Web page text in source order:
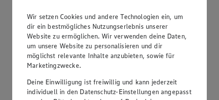
Wir setzen Cookies und andere Technologien ein, um
dir ein bestmögliches Nutzungserlebnis unserer
Website zu ermöglichen. Wir verwenden deine Daten,
um unsere Website zu personalisieren und dir
möglichst relevante Inhalte anzubieten, sowie für
Marketingzwecke.
Deine Einwilligung ist freiwillig und kann jederzeit
individuell in den Datenschutz-Einstellungen angepasst